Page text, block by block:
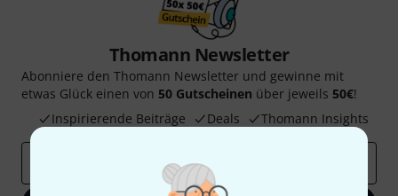
Thomann Newsletter
Abonniere den Thomann Newsletter und gewinne mit
etwas Glück einen von 50 Gutscheinen über jeweils 50€!
Inspirierende Beiträge
Deals Thomann Insights